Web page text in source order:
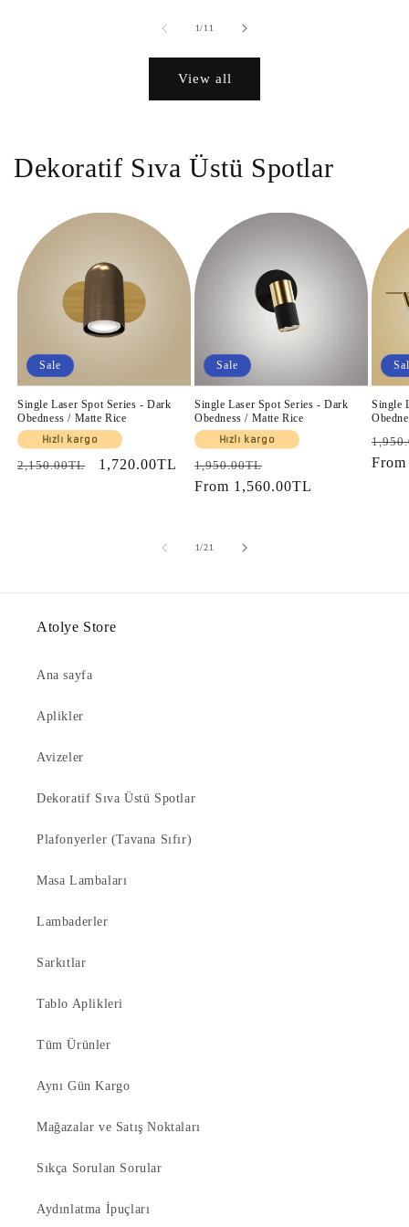
1/of
11
View all
Dekoratif Sıva Üstü Spotlar
Sale
Single Laser Spot Series - Dark
Obedness / Matte Rice
Hızlı kargo
Regular
2,150.00TL
Sale
1,720.00TL
Sale
Single Laser Spot Series - Dark
Obedness / Matte Rice
Hızlı kargo
Regular
price
1,950.00TL
price
From 1,560.00TL
Single
price
1/of
21
Atolye Store
Ana sayfa
Aplikler
Avizeler
Dekoratif Sıva Üstü Spotlar
Plafonyerler (Tavana Sıfır)
Masa Lambaları
Lambaderler
Sarkıtlar
Tablo Aplikleri
Tüm Ürünler
Aynı Gün Kargo
Mağazalar ve Satış Noktaları
Sıkça Sorulan Sorular
Aydınlatma İpuçları